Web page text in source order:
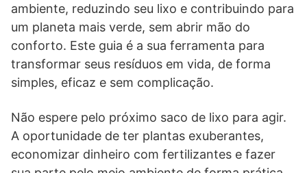
ambiente, reduzindo seu lixo e contribuindo para
um planeta mais verde, sem abrir mão do
conforto. Este guia é a sua ferramenta para
transformar seus resíduos em vida, de forma
simples, eficaz e sem complicação.
Não espere pelo próximo saco de lixo para agir.
A oportunidade de ter plantas exuberantes,
economizar dinheiro com fertilizantes e fazer